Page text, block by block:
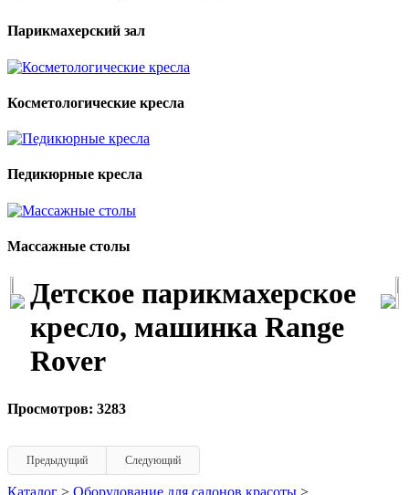
Парикмахерский зал
Косметологические кресла
Педикюрные кресла
Массажные столы
Детское парикмахерское
кресло, машинка Range
Rover
Просмотров: 3283
Предыдущий Следующий
Каталог > Оборудование для салонов красоты >